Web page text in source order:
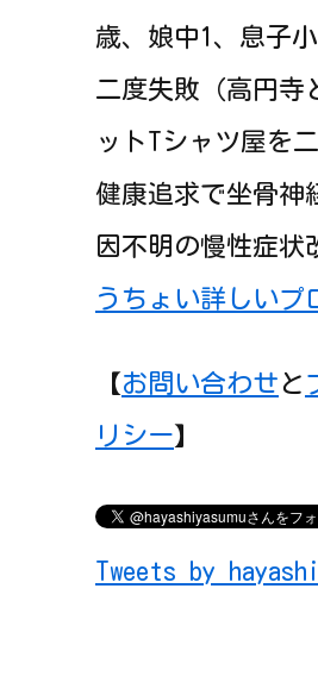
歳、娘中1、息子
二度失敗（高円寺
ットTシャツ屋を
健康追求で坐骨神
因不明の慢性症
うちょい詳しいプ
【お問い合わせ と
リシー】
Tweets by